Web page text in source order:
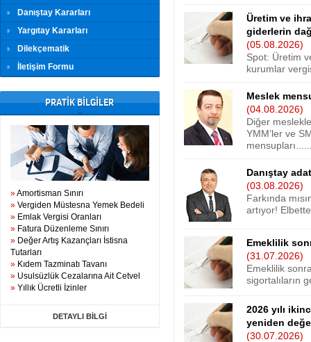
Danıştay Kararları
Yargıtay Kararları
Dilekçematik
İletişim Formu
PRATİK BİLGİLER
»Amortisman Sınırı
» Vergiden Müstesna Yemek Bedeli
» Emlak Vergisi Oranları
» Fatura Düzenleme Sınırı
» Değer Artış Kazançları İstisna
Tutarları
» Kıdem Tazminatı Tavanı
» Usulsüzlük Cezalarına Ait Cetvel
» Yıllık Ücretli İzinler
DETAYLI BİLGİ
Üretim ve
giderlerin
(05.08.2026)
Spot: Üretim
kurumlar
Meslek
(04.08.2026)
Diğer
YMM’ler ve
Danıştay
(03.08.2026)
Farkında
artıyor!
Emeklilik
(31.07.2026)
Emeklilik
sigortalıların
2026 yılı
yeniden
(30.07.2026)